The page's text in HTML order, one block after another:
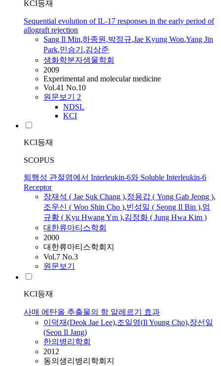
KCI등재
Sequential evolution of IL-17 responses in the early period of
allograft rejection
Sang Il Min,하종원,박정규,Jae Kyung Won,Yang Jin
Park,민승기 ,김상준
생화학분자생물학회
2009
Experimental and molecular medicine
Vol.41 No.10
원문보기 2
NDSL
KCI
KCI등재
SCOPUS
퇴행성 관절염에서 Interleukin-6와 Soluble Interleukin-6
Receptor
장재석 ( Jae Suk Chang ),정용갑 ( Yong Gab Jeong ),
조우신 ( Woo Shin Cho ),빈성일 ( Seong Il Bin ),엄
규황 ( Kyu Hwang Ym ),김정화 ( Jung Hwa Kim )
대한류마티스학회
2000
대한류마티스학회지
Vol.7 No.3
원문보기
KCI등재
사매 에탄올 추출물의 항 알레르기 효과
이덕재(Deok Jae Lee),조일영(IlYoung Cho),장선일
(Seon Il Jang)
한의병리학회
2012
동의생리병리학회지